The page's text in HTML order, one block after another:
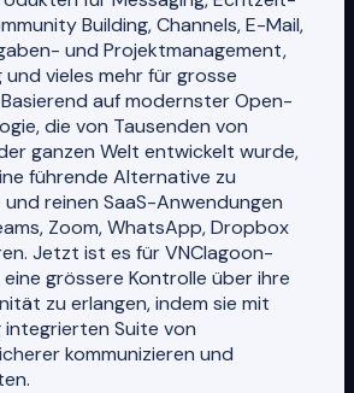
Building, Channels, E-Mail,
und Projektmanagement,
vieles mehr für grosse
auf modernster Open-
die von Tausenden von
ganzen Welt entwickelt wurde,
führende Alternative zu
reinen SaaS-Anwendungen
Zoom, WhatsApp, Dropbox
Jetzt ist es für VNClagoon-
eine grössere Kontrolle über ihre
zu erlangen, indem sie mit
Suite von
kommunizieren und